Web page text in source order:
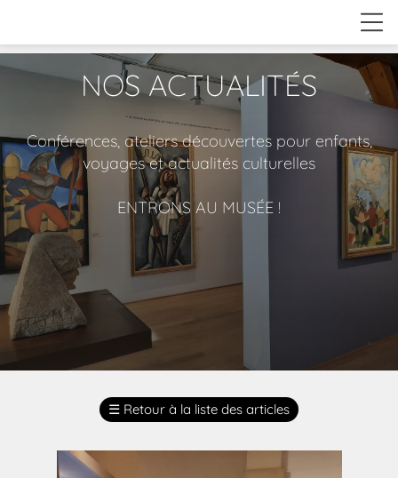
NOS ACTUALITÉS
Conférences, ateliers découvertes pour enfants,
voyages et actualités culturelles
ENTRONS AU MUSÉE !
☰ Retour à la liste des articles